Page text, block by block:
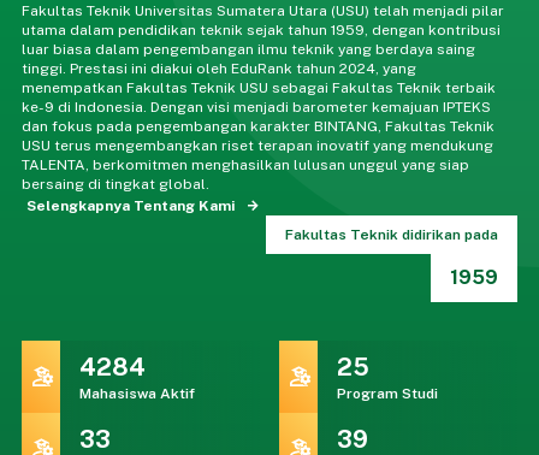
Fakultas Teknik Universitas Sumatera Utara (USU) telah menjadi pilar
utama dalam pendidikan teknik sejak tahun 1959, dengan kontribusi
luar biasa dalam pengembangan ilmu teknik yang berdaya saing
tinggi. Prestasi ini diakui oleh EduRank tahun 2024, yang
menempatkan Fakultas Teknik USU sebagai Fakultas Teknik terbaik
ke-9 di Indonesia. Dengan visi menjadi barometer kemajuan IPTEKS
dan fokus pada pengembangan karakter BINTANG, Fakultas Teknik
USU terus mengembangkan riset terapan inovatif yang mendukung
TALENTA, berkomitmen menghasilkan lulusan unggul yang siap
bersaing di tingkat global.
Selengkapnya Tentang Kami
Fakultas Teknik didirikan pada
1959
4284
Mahasiswa Aktif
25
Program Studi
33 39